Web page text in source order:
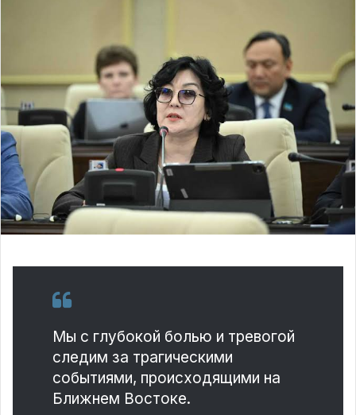
Мы с глубокой болью и тревогой
следим за трагическими
событиями, происходящими на
Ближнем Востоке.